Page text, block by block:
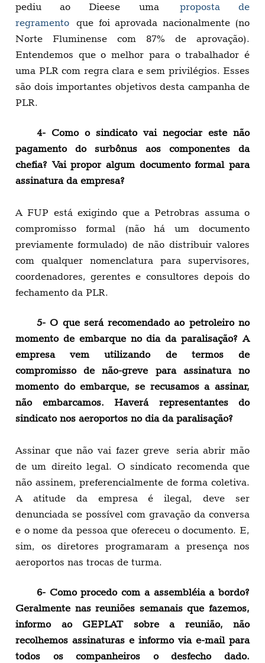
pediu ao Dieese uma proposta de
regramento que foi aprovada nacionalmente (no
Norte Fluminense com 87% de aprovação).
Entendemos que o melhor para o trabalhador é
uma PLR com regra clara e sem privilégios. Esses
são dois importantes objetivos desta campanha de
PLR.
4- Como o sindicato vai negociar este não
pagamento do surbônus aos componentes da
chefia? Vai propor algum documento formal para
assinatura da empresa?
A FUP está exigindo que a Petrobras assuma o
compromisso formal (não há um documento
previamente formulado) de não distribuir valores
com qualquer nomenclatura para supervisores,
coordenadores, gerentes e consultores depois do
fechamento da PLR.
5- O que será recomendado ao petroleiro no
momento de embarque no dia da paralisação? A
empresa vem utilizando de termos de
compromisso de não-greve para assinatura no
momento do embarque, se recusamos a assinar,
não embarcamos. Haverá representantes do
sindicato nos aeroportos no dia da paralisação?
Assinar que não vai fazer greve seria abrir mão
de um direito legal. O sindicato recomenda que
não assinem, preferencialmente de forma coletiva.
A atitude da empresa é ilegal, deve ser
denunciada se possível com gravação da conversa
e o nome da pessoa que ofereceu o documento. E,
sim, os diretores programaram a presença nos
aeroportos nas trocas de turma.
6- Como procedo com a assembléia a bordo?
Geralmente nas reuniões semanais que fazemos,
informo ao GEPLAT sobre a reunião, não
recolhemos assinaturas e informo via e-mail para
todos os companheiros o desfecho dado.